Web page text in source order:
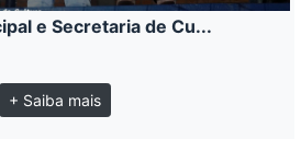
e Secretaria de Cu...
+ Saiba mais